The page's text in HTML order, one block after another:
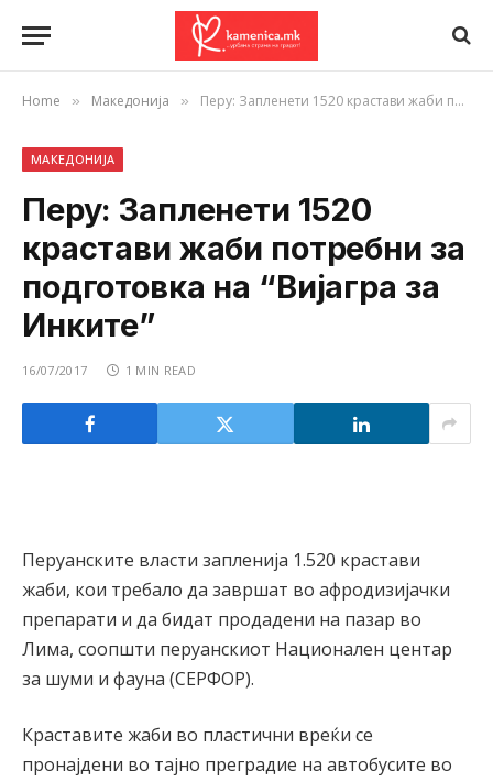
Home » Македонија » Перу: Запленети 1520 крастави жаби потребни за подготовка на “Вијагра за Инките”
МАКЕДОНИЈА
Перу: Запленети 1520
крастави жаби потребни за
подготовка на “Вијагра за
Инките”
16/07/2017 1 MIN READ
Перуанските власти запленија 1.520 крастави
жаби, кои требало да завршат во афродизијачки
препарати и да бидат продадени на пазар во
Лима, соопшти перуанскиот Национален центар
за шуми и фауна (СЕРФОР).
Краставите жаби во пластични вреќи се
пронајдени во тајно преградие на автобусите во